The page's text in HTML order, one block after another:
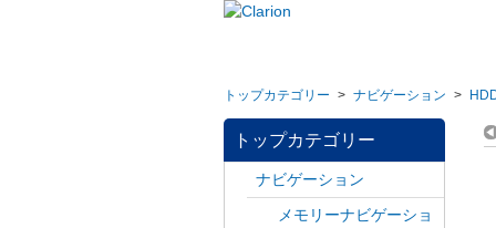
トップカテゴリー > ナビゲーション >
トップカテゴリー
ナビゲーション
メモリーナビゲーショ